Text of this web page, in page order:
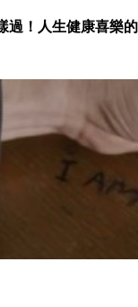
過！人生健康喜樂